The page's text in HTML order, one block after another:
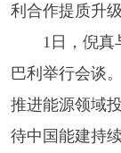
利合作提质升级
1日，倪真
巴利举行会谈
推进能源领域
待中国能建持